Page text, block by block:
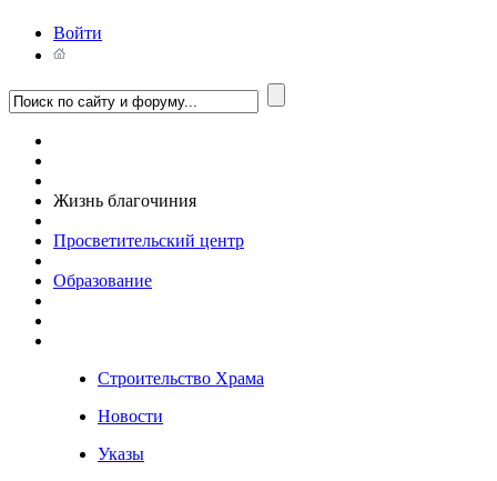
Войти
Жизнь благочиния
Просветительский центр
Образование
Строительство Храма
Новости
Указы